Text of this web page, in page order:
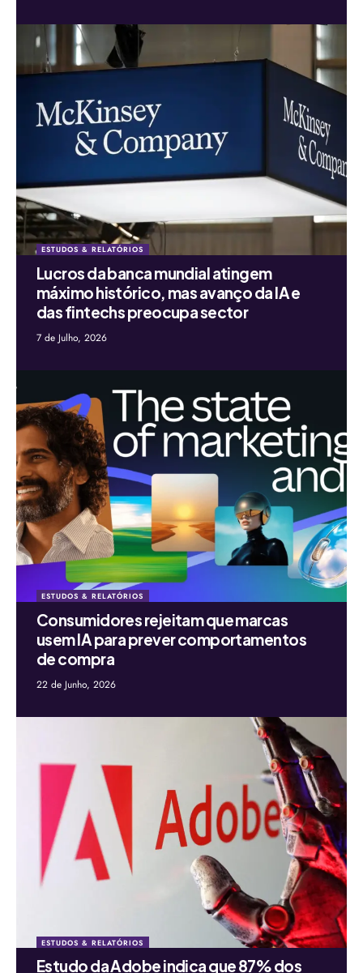
ESTUDOS & RELATÓRIOS
Lucros da banca mundial atingem
máximo histórico, mas avanço da IA e
das fintechs preocupa sector
7 de Julho, 2026
ESTUDOS & RELATÓRIOS
Consumidores rejeitam que marcas
usem IA para prever comportamentos
de compra
22 de Junho, 2026
ESTUDOS & RELATÓRIOS
Estudo da Adobe indica que 87% dos